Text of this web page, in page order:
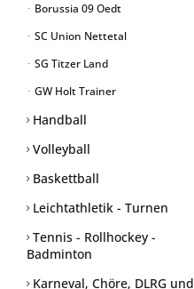
Borussia 09 Oedt
SC Union Nettetal
SG Titzer Land
GW Holt Trainer
Handball
Volleyball
Baskettball
Leichtathletik - Turnen
Tennis - Rollhockey -
Badminton
Karneval, Chöre, DLRG und